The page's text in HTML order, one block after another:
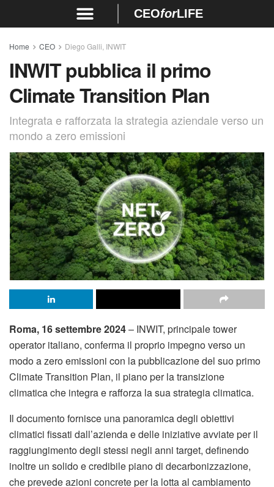
CEOforLIFE
Home CEO Diego Galli, INWIT
INWIT pubblica il primo
Climate Transition Plan
Integrata e rafforzata la strategia aziendale verso un
mondo a zero emissioni
Roma, 16 settembre 2024– INWIT, principale tower
operator italiano, conferma il proprio impegno verso un
modo a zero emissioni con la pubblicazione del suo primo
Climate Transition Plan, il piano per la transizione
climatica che integra e rafforza la sua strategia climatica.
Il documento fornisce una panoramica degli obiettivi
climatici fissati dall’azienda e delle iniziative avviate per il
raggiungimento degli stessi negli anni target, definendo
inoltre un solido e credibile piano di decarbonizzazione,
che prevede azioni concrete per la lotta al cambiamento